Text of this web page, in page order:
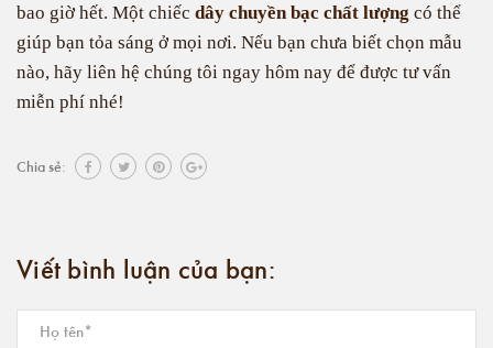
bao giờ hết. Một chiếc dây chuyền bạc chất lượng có thể
giúp bạn tỏa sáng ở mọi nơi. Nếu bạn chưa biết chọn mẫu
nào, hãy liên hệ chúng tôi ngay hôm nay để được tư vấn
miễn phí nhé!
Chia sẻ:
Viết bình luận của bạn: